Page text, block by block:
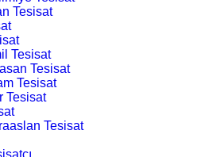
Tesisat
Tesisat
Tesisat
Tesisat
Tesisat
Tesisat